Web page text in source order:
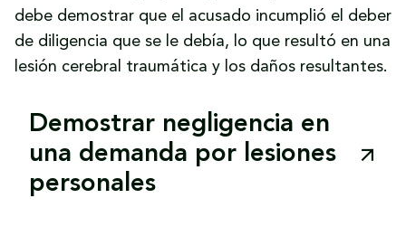
debe demostrar que el acusado incumplió el deber
de diligencia que se le debía, lo que resultó en una
lesión cerebral traumática y los daños resultantes.
Demostrar negligencia en
una demanda por lesiones
personales